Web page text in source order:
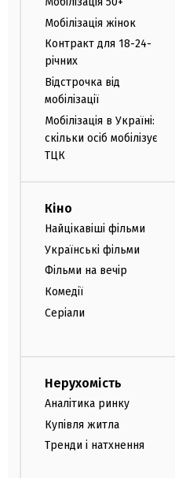
Мобілізація жінок
Контракт для 18-24-
річних
Відстрочка від
мобілізації
Мобілізація в Україні:
скільки осіб мобілізує
ТЦК
Кіно
Найцікавіші фільми
Українські фільми
Фільми на вечір
Комедії
Серіали
Нерухомість
Аналітика ринку
Купівля житла
Тренди і натхнення